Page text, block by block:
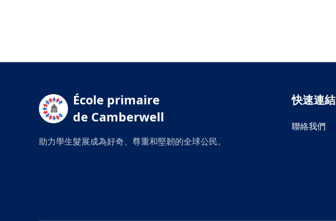
École primaire
de Camberwell
助力學生髮展成為好奇、尊重和堅韌的全球公民。
快速連結
聯絡我們